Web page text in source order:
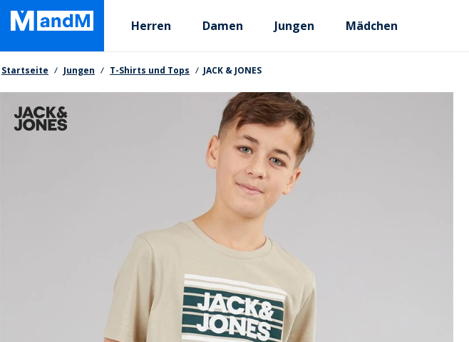
Skip
main
content
Primary departments
Herren Damen Jungen Mädchen
Brotkrumen
Startseite Jungen T-Shirts und Tops JACK & JONES